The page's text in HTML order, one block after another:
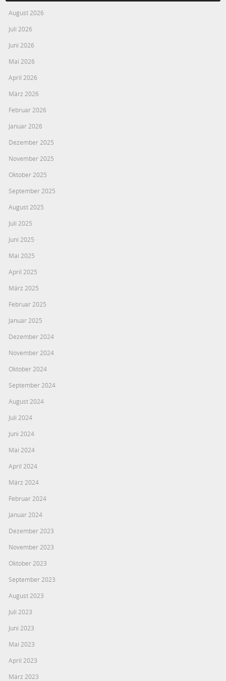
August 2026
Juli 2026
Juni 2026
Mai 2026
April 2026
März 2026
Februar 2026
Januar 2026
Dezember 2025
November 2025
Oktober 2025
September 2025
August 2025
Juli 2025
Juni 2025
Mai 2025
April 2025
März 2025
Februar 2025
Januar 2025
Dezember 2024
November 2024
Oktober 2024
September 2024
August 2024
Juli 2024
Juni 2024
Mai 2024
April 2024
März 2024
Februar 2024
Januar 2024
Dezember 2023
November 2023
Oktober 2023
September 2023
August 2023
Juli 2023
Juni 2023
Mai 2023
April 2023
März 2023